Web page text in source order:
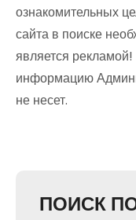
ознакомительных
сайта в поиске
является
информацию
не несет.
ПОИСК